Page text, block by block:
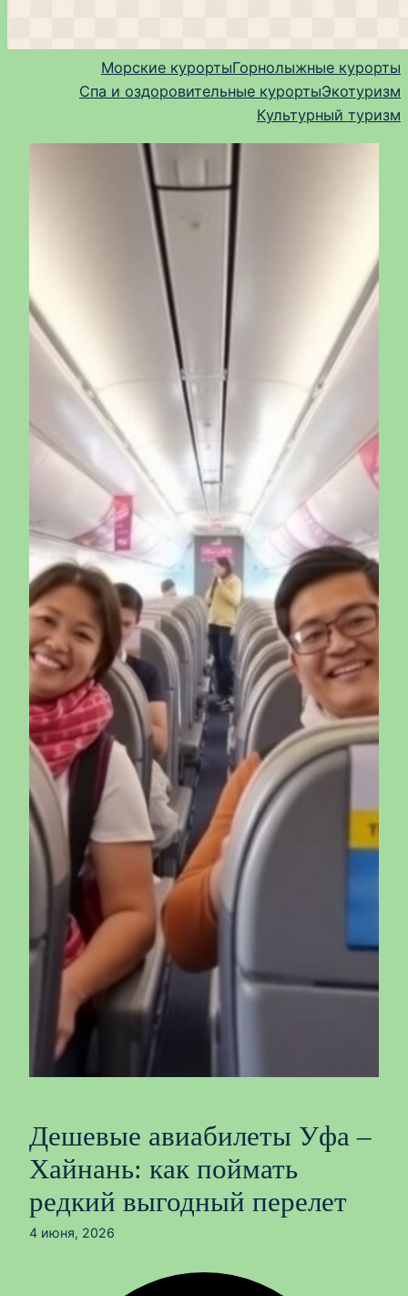
Морские курортыГорнолыжные курорты
Спа и оздоровительные курортыЭкотуризм
Культурный туризм
Дешевые авиабилеты Уфа –
Хайнань: как поймать
редкий выгодный перелет
4 июня, 2026